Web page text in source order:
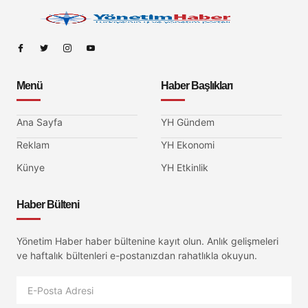
Menü
Ana Sayfa
Reklam
Künye
Haber Başlıkları
YH Gündem
YH Ekonomi
YH Etkinlik
Haber Bülteni
Yönetim Haber haber bültenine kayıt olun. Anlık gelişmeleri
ve haftalık bültenleri e-postanızdan rahatlıkla okuyun.